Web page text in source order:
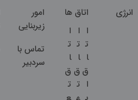
انرژی
اتاق ها
ا
ت
ا
ق
ا
ا
ت
ا
ق
ت
ا
ت
ا
ق
ت
امور
زیربنایی
تماس با
سردبیر